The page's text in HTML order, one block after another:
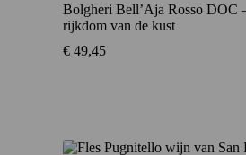
Bolgheri Bell’Aja Rosso DOC
rijkdom van de kust
€ 49,45